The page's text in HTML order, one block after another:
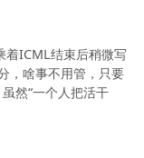
着ICML结束后稍微写
，啥事不用管，只要
然“一个人把活干